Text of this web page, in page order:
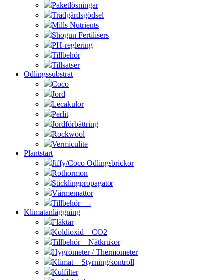
Paketlösningar
Trädgårdsgödsel
Mills Nutrients
Shogun Fertilisers
PH-reglering
Tillbehör
Tillsatser
Odlingssubstrat
Coco
Jord
Lecakulor
Perlit
Jordförbättring
Rockwool
Vermiculite
Plantstart
Jiffy/Coco Odlingsbrickor
Rothormon
Sticklingpropagator
Värmemattor
Tillbehör—-
Klimatanläggning
Fläktar
Koldioxid – CO2
Tillbehör – Nätkrukor
Hygrometer / Thermometer
Klimat – Styrning/kontroll
Kulfilter